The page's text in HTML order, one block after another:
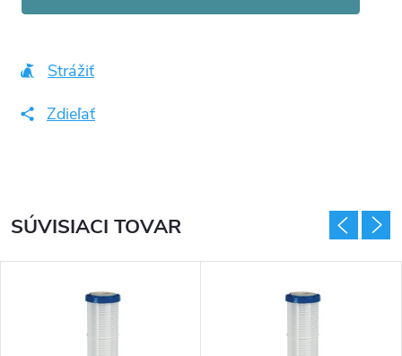
Strážiť
Zdieľať
SÚVISIACI TOVAR